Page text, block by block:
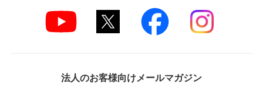
法人のお客様向けメールマガジン